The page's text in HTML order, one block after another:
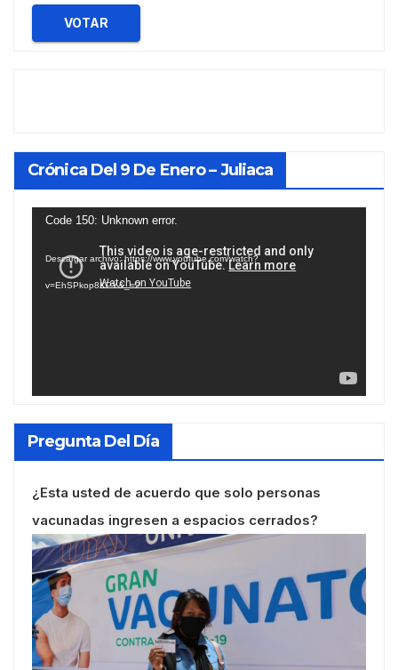
VOTAR
Crónica Del 9 De Enero – Juliaca
Reproductor
vídeo
Code 150: Unknown error.
Descargar archivo: https://www.youtube.com/watch?
v=EhSPkop8KPY&_=2
Pregunta Del Día
¿Esta usted de acuerdo que solo personas
vacunadas ingresen a espacios cerrados?